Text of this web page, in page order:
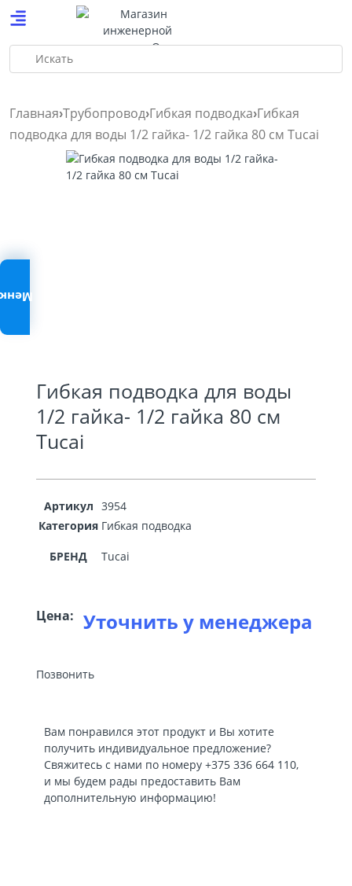
Искать
Главная Трубопровод Гибкая подводка Гибкая
подводка для воды 1/2 гайка- 1/2 гайка 80 см Tucai
Гибкая подводка для воды
1/2 гайка- 1/2 гайка 80 см
Tucai
Артикул 3954
Категория Гибкая подводка
БРЕНД Tucai
Цена: Уточнить у менеджера
Позвонить
Вам понравился этот продукт и Вы хотите
получить индивидуальное предложение?
Свяжитесь с нами по номеру +375 336 664 110,
и мы будем рады предоставить Вам
дополнительную информацию!